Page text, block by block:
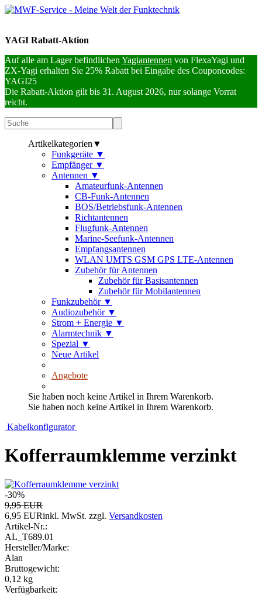
YAGI Rabatt-Aktion
Auf alle am Lager befindlichen Yagiantennen von FlexaYagi und
ZX-Yagi erhalten Sie 25% Rabatt bei Eingabe des Couponcodes:
YAGI25
Die Rabatt-Aktion gilt bis 31. August 2026, nur solange Vorrat
reicht.
Artikelkategorien ▼
Funkgeräte ▼
Empfänger ▼
Antennen ▼
Amateurfunk-Antennen
CB-Funk-Antennen
BOS/Betriebsfunk-Antennen
Richtantennen
Flugfunk-Antennen
Marine-Seefunk-Antennen
Empfangsantennen
WLAN UMTS GSM GPS LTE-Antennen
Zubehör für Antennen
Zubehör für Basisantennen
Zubehör für Mobilantennen
Funkzubehör ▼
Audiozubehör ▼
Strom + Energie ▼
Alarmtechnik ▼
Spezial ▼
Neue Artikel
Angebote
Sie haben noch keine Artikel in Ihrem Warenkorb.
Sie haben noch keine Artikel in Ihrem Warenkorb.
Kabelkonfigurator
Kofferraumklemme verzinkt
-30%
9,95 EUR
6,95 EURinkl. MwSt. zzgl. Versandkosten
Artikel-Nr.:
AL_T689.01
Hersteller/Marke:
Alan
Bruttogewicht:
0,12 kg
Verfügbarkeit: